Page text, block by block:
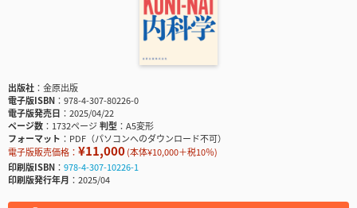
出版社
金原出版
電子版ISBN
978-4-307-80226-0
電子版発売日
2025/04/22
ページ数
1732ページ判型
A5変形
フォーマット
PDF（パソコンへのダウンロード不可）
電子版販売価格： ¥11,000(本体¥10,000＋税10％)
印刷版ISBN
978-4-307-10226-1
印刷版発行年月
2025/04